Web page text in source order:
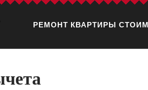
РЕМОНТ КВАРТИРЫ